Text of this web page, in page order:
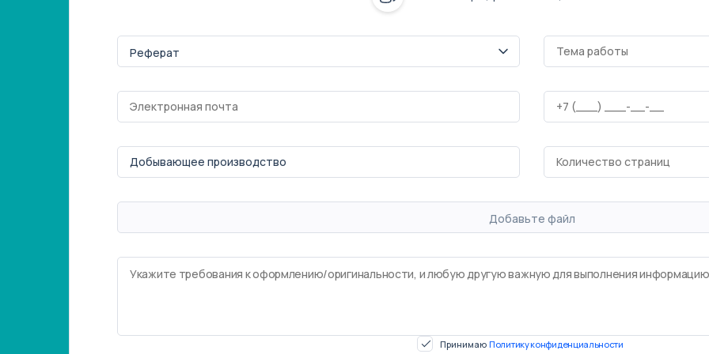
Добавьте файл
Принимаю Политику конфиденциальности